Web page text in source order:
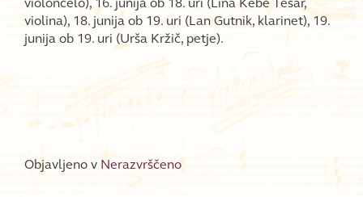
violina), 18. junija ob 19. uri (Lan Gutnik, klarinet), 19.
junija ob 19. uri (Urša Kržič, petje).
Objavljeno v Nerazvrščeno